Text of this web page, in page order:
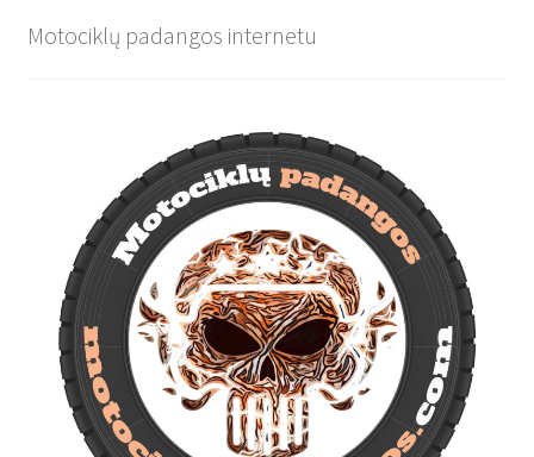
Motociklų padangos internetu